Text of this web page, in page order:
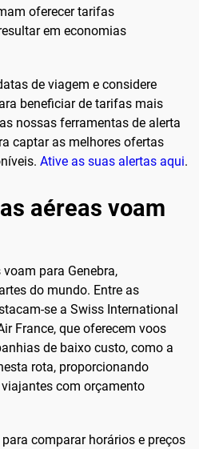
oferecer tarifas
em economias
de viagem e considere
beneficiar de tarifas mais
nossas ferramentas de alerta
captar as melhores ofertas
Ative as suas alertas aqui.
aéreas voam
para Genebra,
do mundo. Entre as
se a Swiss International
France, que oferecem voos
de baixo custo, como a
rota, proporcionando
com orçamento
comparar horários e preços